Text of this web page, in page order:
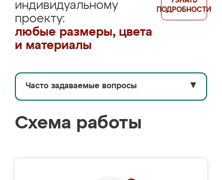
индивидуальному
проекту:
любые размеры, цвета
и материалы
ПОДРОБНОСТИ
Часто задаваемые вопросы ▼
Схема работы